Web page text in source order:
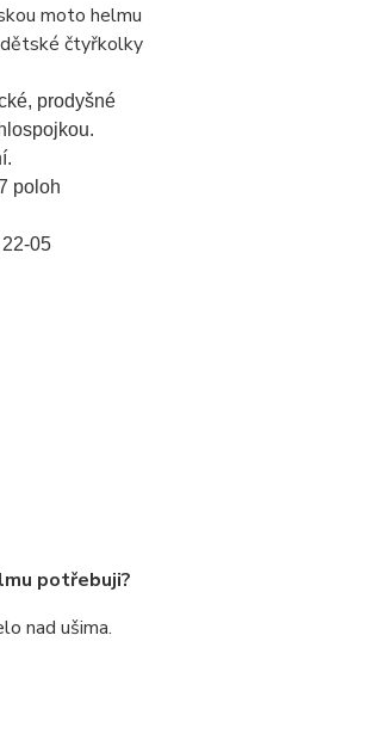
moto helmu
dětské čtyřkolky
prodyšné
poloh
05
potřebuji?
nad ušima.